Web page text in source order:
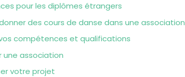
pour les diplômes étrangers
des cours de danse dans une association
vos compétences et qualifications
une association
votre projet